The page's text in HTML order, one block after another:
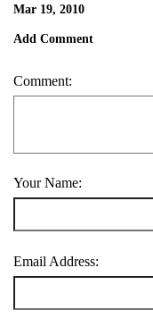
Mar 19, 2010
Add Comment
Comment:
Your Name:
Email Address: